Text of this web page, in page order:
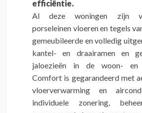
efficiëntie.
Al deze woningen zijn
porseleinen vloeren en tegels
gemeubileerde en volledig
kantel- en draairamen en
jaloezieën in de woon- en
Comfort is gegarandeerd met
vloerverwarming en
individuele zonering,